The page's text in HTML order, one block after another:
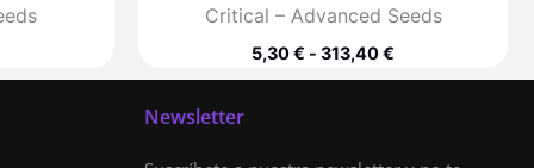
Critical – Advanced Seeds
5,30€ - 313,40€
Newsletter